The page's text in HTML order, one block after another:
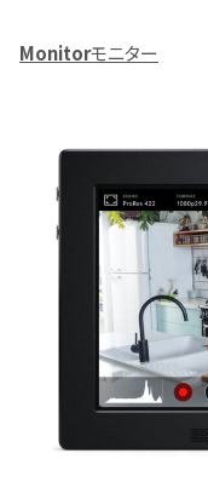
Monitorモニター